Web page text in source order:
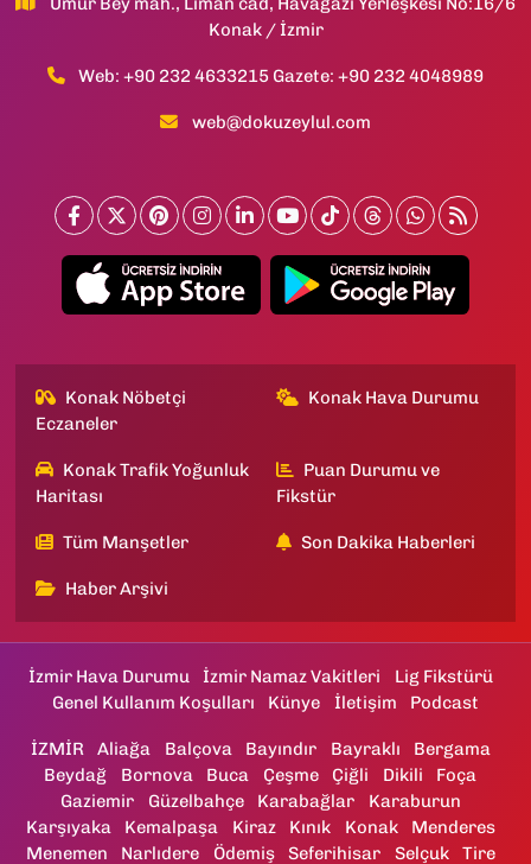
Konak / İzmir
Web: +90 232 4633215 Gazete: +90 232 4048989
web@dokuzeylul.com
Konak Nöbetçi
Eczaneler
Konak Hava Durumu
Konak Trafik Yoğunluk
Haritası
Puan Durumu ve
Fikstür
Tüm Manşetler Son Dakika Haberleri
Haber Arşivi
İzmir Hava Durumu İzmir Namaz Vakitleri
Lig Fikstürü
Genel Kullanım Koşulları
Künye İletişim Podcast
İZMİR Aliağa Balçova Bayındır Bayraklı
Bergama
Beydağ
Bornova Buca Çeşme Çiğli Dikili
Foça
Gaziemir
Güzelbahçe Karabağlar
Karaburun
Karşıyaka
Kemalpaşa Kiraz Kınık Konak
Menderes
Menemen
Narlıdere Ödemiş Seferihisar Selçuk Tire